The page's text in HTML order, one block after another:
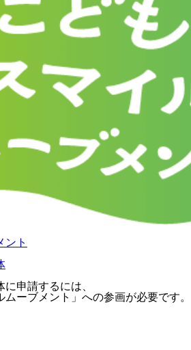
ント
に申請するには、
ーブメント」への参画が必要です。